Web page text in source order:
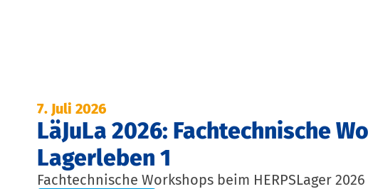
7. Juli 2026
LäJuLa 2026: Fachtechnische
Lagerleben 1
Fachtechnische Workshops beim HERPSLager 2026